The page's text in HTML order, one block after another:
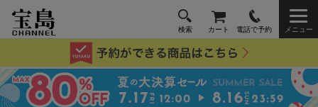
検索 カート 電話で予約 メニュー